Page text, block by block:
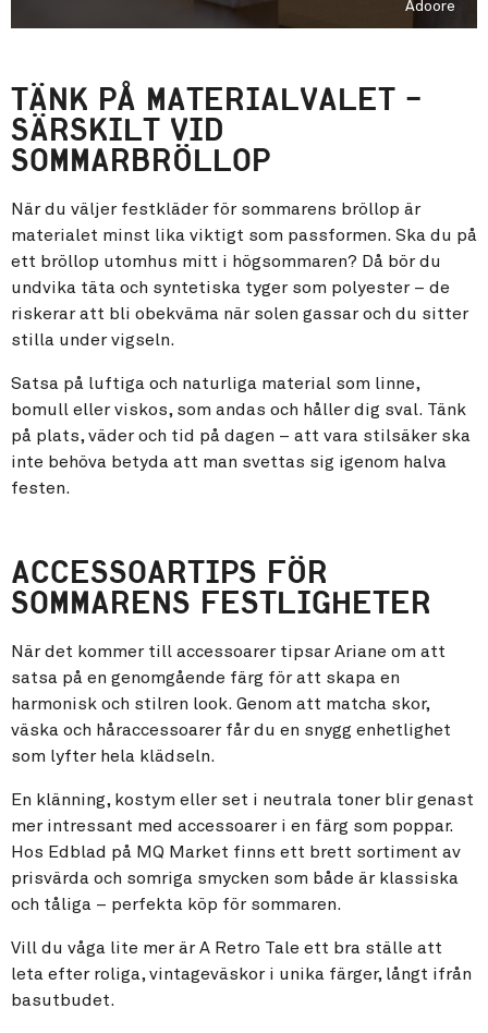
Adoore
TÄNK PÅ MATERIALVALET –
SÄRSKILT VID
SOMMARBRÖLLOP
När du väljer festkläder för sommarens bröllop är
materialet minst lika viktigt som passformen. Ska du på
ett bröllop utomhus mitt i högsommaren? Då bör du
undvika täta och syntetiska tyger som polyester – de
riskerar att bli obekväma när solen gassar och du sitter
stilla under vigseln.
Satsa på luftiga och naturliga material som linne,
bomull eller viskos, som andas och håller dig sval. Tänk
på plats, väder och tid på dagen – att vara stilsäker ska
inte behöva betyda att man svettas sig igenom halva
festen.
ACCESSOARTIPS FÖR
SOMMARENS FESTLIGHETER
När det kommer till accessoarer tipsar Ariane om att
satsa på en genomgående färg för att skapa en
harmonisk och stilren look. Genom att matcha skor,
väska och håraccessoarer får du en snygg enhetlighet
som lyfter hela klädseln.
En klänning, kostym eller set i neutrala toner blir genast
mer intressant med accessoarer i en färg som poppar.
Hos Edblad på MQ Market finns ett brett sortiment av
prisvärda och somriga smycken som både är klassiska
och tåliga – perfekta köp för sommaren.
Vill du våga lite mer är A Retro Tale ett bra ställe att
leta efter roliga, vintageväskor i unika färger, långt ifrån
basutbudet.